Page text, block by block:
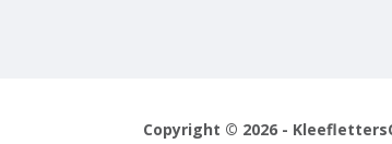
Copyright © 2026 -